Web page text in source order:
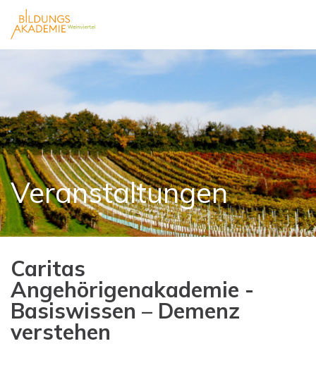
Veranstaltungen
Caritas
Angehörigenakademie -
Basiswissen – Demenz
verstehen